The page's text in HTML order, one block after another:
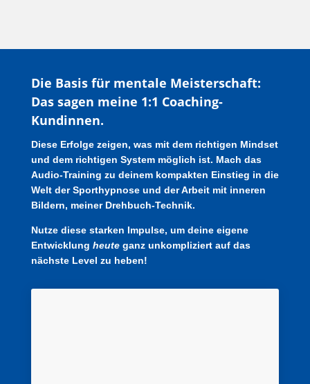
Die Basis für mentale Meisterschaft:
Das sagen meine 1:1 Coaching-
Kundinnen.
Diese Erfolge zeigen, was mit dem richtigen Mindset
und dem richtigen System möglich ist. Mach das
Audio-Training zu deinem kompakten Einstieg in die
Welt der Sporthypnose und der Arbeit mit inneren
Bildern, meiner Drehbuch-Technik.
Nutze diese starken Impulse, um deine eigene
Entwicklung heuteganz unkompliziert auf das
nächste Level zu heben!